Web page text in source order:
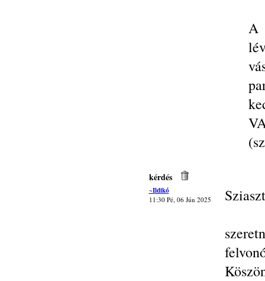
A
kérdés
~Ildikó
11:30 Pé, 06 Jún 2025